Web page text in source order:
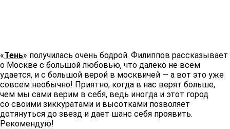
«Тень» получилась очень бодрой. Филиппов рассказывает
о Москве с большой любовью, что далеко не всем
удается, и с большой верой в москвичей — а вот это уже
совсем необычно! Приятно, когда в нас верят больше,
чем мы сами верим в себя, ведь иногда и этот город
со своими зиккуратами и высотками позволяет
дотянуться до звезд и дает шанс себя проявить.
Рекомендую!